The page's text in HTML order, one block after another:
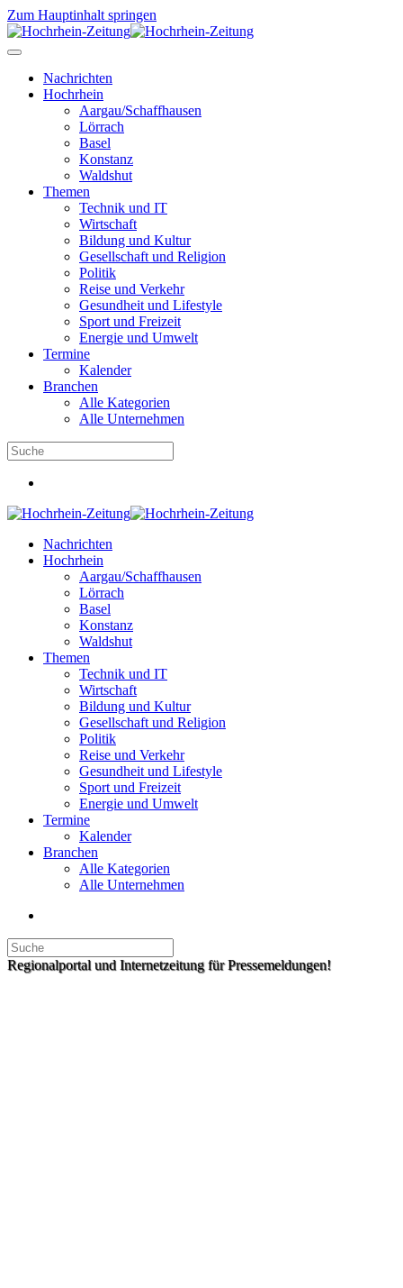
Zum Hauptinhalt springen
Nachrichten
Hochrhein
Aargau/Schaffhausen
Lörrach
Basel
Konstanz
Waldshut
Themen
Technik und IT
Wirtschaft
Bildung und Kultur
Gesellschaft und Religion
Politik
Reise und Verkehr
Gesundheit und Lifestyle
Sport und Freizeit
Energie und Umwelt
Termine
Kalender
Branchen
Alle Kategorien
Alle Unternehmen
Nachrichten
Hochrhein
Aargau/Schaffhausen
Lörrach
Basel
Konstanz
Waldshut
Themen
Technik und IT
Wirtschaft
Bildung und Kultur
Gesellschaft und Religion
Politik
Reise und Verkehr
Gesundheit und Lifestyle
Sport und Freizeit
Energie und Umwelt
Termine
Kalender
Branchen
Alle Kategorien
Alle Unternehmen
Regionalportal und Internetzeitung für Pressemeldungen!